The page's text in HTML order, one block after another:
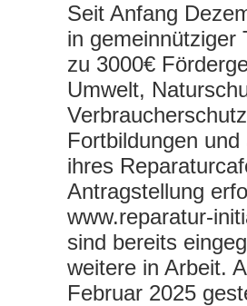
Seit Anfang
in gemeinnütziger
zu 3000€
Umwelt,
Fortbildungen
ihres
Antragstellung
www.reparatur-
sind bereits
weitere in Arbeit.
Februar 2025